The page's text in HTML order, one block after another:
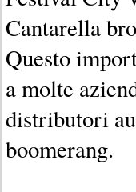
Cantarella
Questo
a molte
distributori
boomerang.